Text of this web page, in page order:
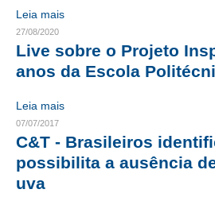
CARREIRA
AUTÔNOMOS E SERVIÇOS
GUIA DAS ENGENHARIAS
CONTATO
CURSOS
Leia mais
27/08/2020
Live sobre o Projeto
anos da Escola
Leia mais
07/07/2017
C&T - Brasileiros
possibilita a ausência
uva